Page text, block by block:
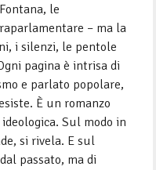
le
– ma la
i silenzi, le pentole
pagina è intrisa di
e parlato popolare,
È un romanzo
Sul modo in
si rivela. E sul
passato, ma di